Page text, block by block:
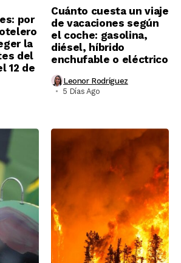
por
la
del
12 de
Cuánto cuesta un viaje
de vacaciones según
el coche: gasolina,
diésel, híbrido
enchufable o eléctrico
Leonor Rodríguez
5 Días Ago